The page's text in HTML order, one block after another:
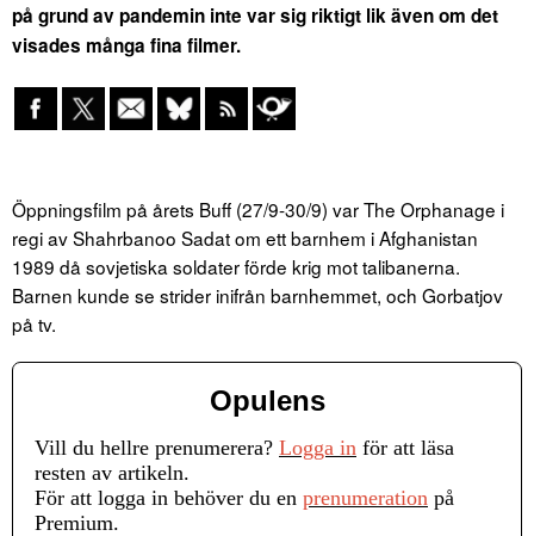
på grund av pandemin inte var sig riktigt lik även om det
visades många fina filmer.
Öppningsfilm på årets Buff (27/9-30/9) var The Orphanage i
regi av Shahrbanoo Sadat om ett barnhem i Afghanistan
1989 då sovjetiska soldater förde krig mot talibanerna.
Barnen kunde se strider inifrån barnhemmet, och Gorbatjov
på tv.
Opulens
Vill du hellre prenumerera? Logga in för att läsa
resten av artikeln.
För att logga in behöver du en prenumeration på
Premium.